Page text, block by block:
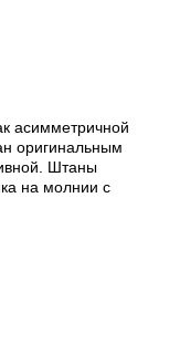
асимметричной
оригинальным
Штаны
на молнии с